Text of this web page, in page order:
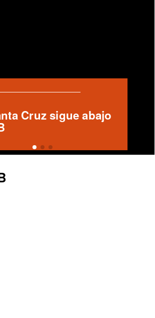
ausente en Unión
Recoleta